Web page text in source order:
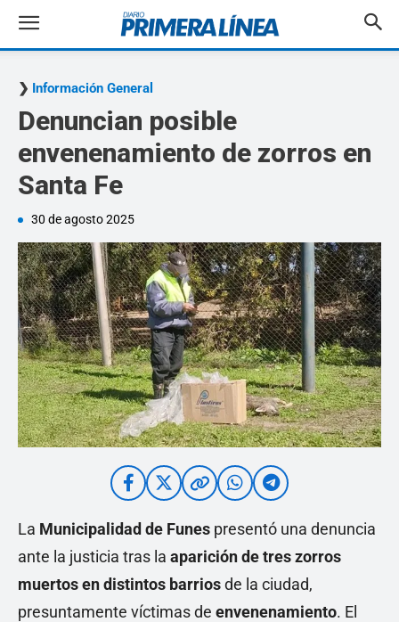
Información General
Denuncian posible
envenenamiento de zorros en
Santa Fe
30 de agosto 2025
La Municipalidad de Funes presentó una denuncia
ante la justicia tras la aparición de tres zorros
muertos en distintos barriosde la ciudad,
presuntamente víctimas de envenenamiento. El